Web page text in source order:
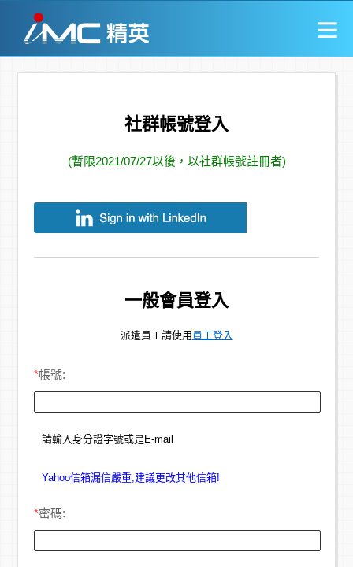
社群帳號登入
(暫限2021/07/27以後，以社群帳號註冊者)
一般會員登入
派遣員工請使用 員工登入
*帳號:
請輸入身分證字號或是E-mail
Yahoo信箱漏信嚴重,建議更改其他信箱!
*密碼: